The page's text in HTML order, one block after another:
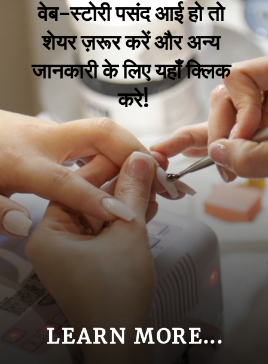
वेब-स्टोरी पसंद आई हो तो
शेयर ज़रूर करें और अन्य
जानकारी के लिए यहाँ क्लिक
करे!
LEARN MORE...